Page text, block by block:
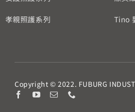
孝親照護系列 Tino
Copyright © 2022. FUBURG